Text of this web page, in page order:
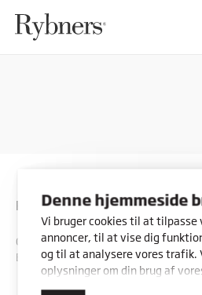
Denne hjemmeside
Vi bruger cookies til at tilpasse
annoncer, til at vise dig
og til at analysere vores trafik.
oplysninger om din brug af
vores partnere inden for sociale
Rybners
CVR: 45357716
EAN: 5798000553842